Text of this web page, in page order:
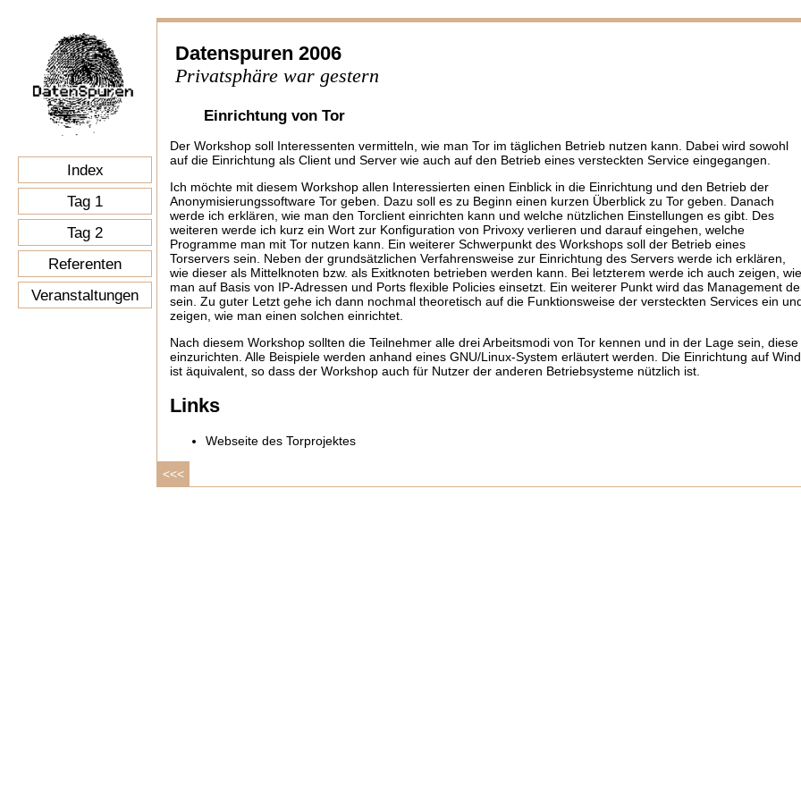
Index
Tag 1
Tag 2
Referenten
Veranstaltungen
Datenspuren 2006
Privatsphäre war gestern
Einrichtung von Tor
Der Workshop soll Interessenten vermitteln, wie man Tor im täglichen Betrieb nutzen kann. Dabei wird sowohl
auf die Einrichtung als Client und Server wie auch auf den Betrieb eines versteckten Service eingegangen.
Ich möchte mit diesem Workshop allen Interessierten einen Einblick in die Einrichtung und den Betrieb der
Anonymisierungssoftware Tor geben. Dazu soll es zu Beginn einen kurzen Überblick zu Tor geben. Danach
werde ich erklären, wie man den Torclient einrichten kann und welche nützlichen Einstellungen es gibt. Des
weiteren werde ich kurz ein Wort zur Konfiguration von Privoxy verlieren und darauf eingehen, welche
Programme man mit Tor nutzen kann. Ein weiterer Schwerpunkt des Workshops soll der Betrieb eines
Torservers sein. Neben der grundsätzlichen Verfahrensweise zur Einrichtung des Servers werde ich erklären,
wie dieser als Mittelknoten bzw. als Exitknoten betrieben werden kann. Bei letzterem werde ich auch zeigen,
man auf Basis von IP-Adressen und Ports flexible Policies einsetzt. Ein weiterer Punkt wird das Management
sein. Zu guter Letzt gehe ich dann nochmal theoretisch auf die Funktionsweise der versteckten Services ein
zeigen, wie man einen solchen einrichtet.
Nach diesem Workshop sollten die Teilnehmer alle drei Arbeitsmodi von Tor kennen und in der Lage sein,
einzurichten. Alle Beispiele werden anhand eines GNU/Linux-System erläutert werden. Die Einrichtung auf
ist äquivalent, so dass der Workshop auch für Nutzer der anderen Betriebsysteme nützlich ist.
Links
Webseite des Torprojektes
<<<